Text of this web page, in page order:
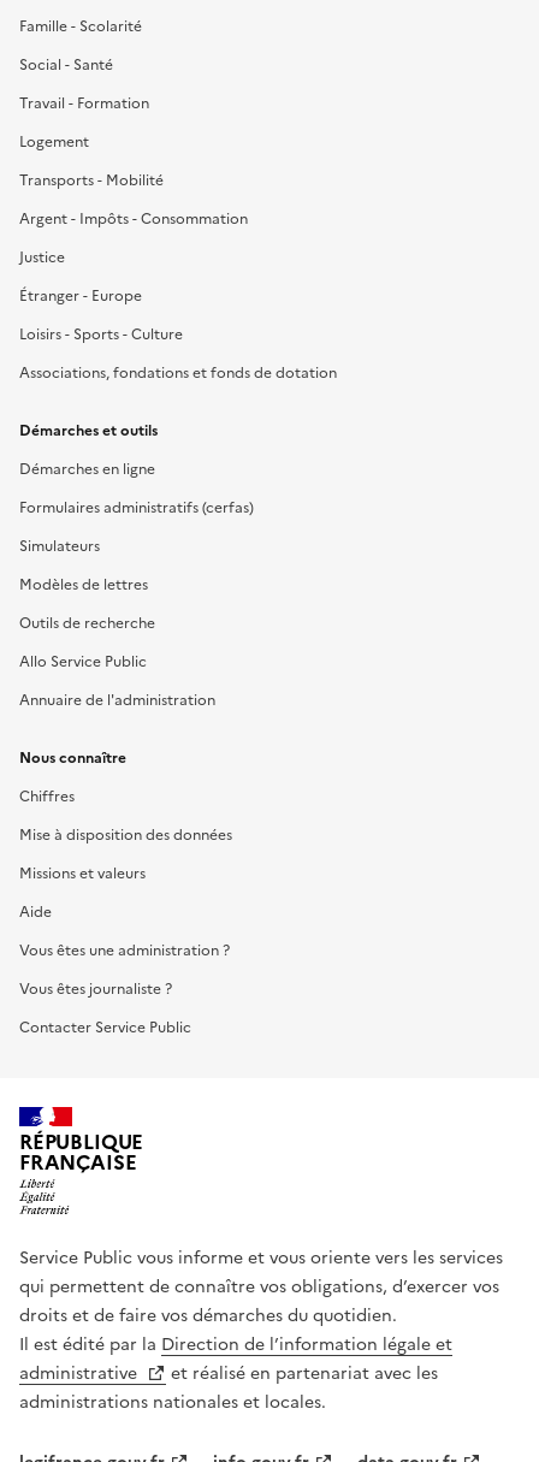
Famille - Scolarité
Social - Santé
Travail - Formation
Logement
Transports - Mobilité
Argent - Impôts - Consommation
Justice
Étranger - Europe
Loisirs - Sports - Culture
Associations, fondations et fonds de dotation
Démarches et outils
Démarches en ligne
Formulaires administratifs (cerfas)
Simulateurs
Modèles de lettres
Outils de recherche
Allo Service Public
Annuaire de l'administration
Nous connaître
Chiffres
Mise à disposition des données
Missions et valeurs
Aide
Vous êtes une administration ?
Vous êtes journaliste ?
Contacter Service Public
RÉPUBLIQUE
FRANÇAISE
Service Public vous informe et vous oriente vers les services
qui permettent de connaître vos obligations, d’exercer vos
droits et de faire vos démarches du quotidien.
Il est édité par la Direction de l’information légale et
administrative
et réalisé en partenariat avec les
administrations nationales et locales.